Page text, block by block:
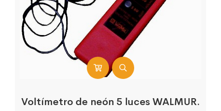
Voltímetro de neón 5 luces WALMUR.